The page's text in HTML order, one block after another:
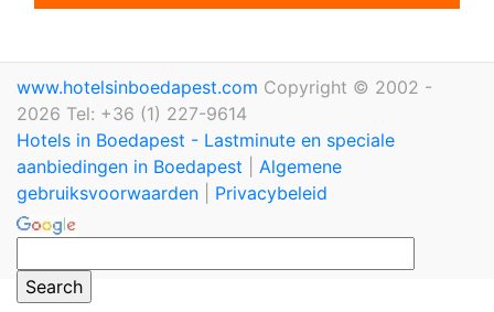
www.hotelsinboedapest.com Copyright © 2002 -
2026 Tel: +36 (1) 227-9614
Hotels in Boedapest - Lastminute en speciale
aanbiedingen in Boedapest
Algemene
gebruiksvoorwaarden
Privacybeleid